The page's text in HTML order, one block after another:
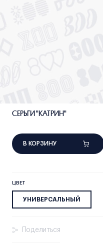
СЕРЬГИ "КАТРИН"
В КОРЗИНУ
ЦВЕТ
УНИВЕРСАЛЬНЫЙ
Поделиться